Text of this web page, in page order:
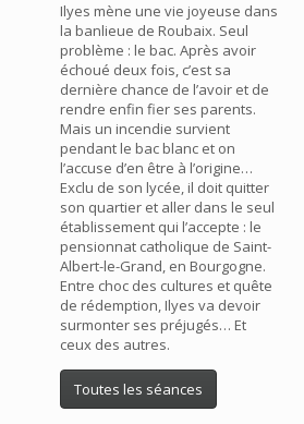
Ilyes mène une vie joyeuse dans
la banlieue de Roubaix. Seul
problème : le bac. Après avoir
échoué deux fois, c’est sa
dernière chance de l’avoir et de
rendre enfin fier ses parents.
Mais un incendie survient
pendant le bac blanc et on
l’accuse d’en être à l’origine…
Exclu de son lycée, il doit quitter
son quartier et aller dans le seul
établissement qui l’accepte : le
pensionnat catholique de Saint-
Albert-le-Grand, en Bourgogne.
Entre choc des cultures et quête
de rédemption, Ilyes va devoir
surmonter ses préjugés… Et
ceux des autres.
Toutes les séances